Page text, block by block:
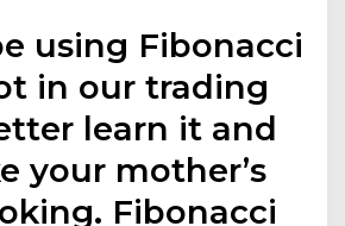
using Fibonacci
in our trading
learn it and
your mother’s
Fibonacci